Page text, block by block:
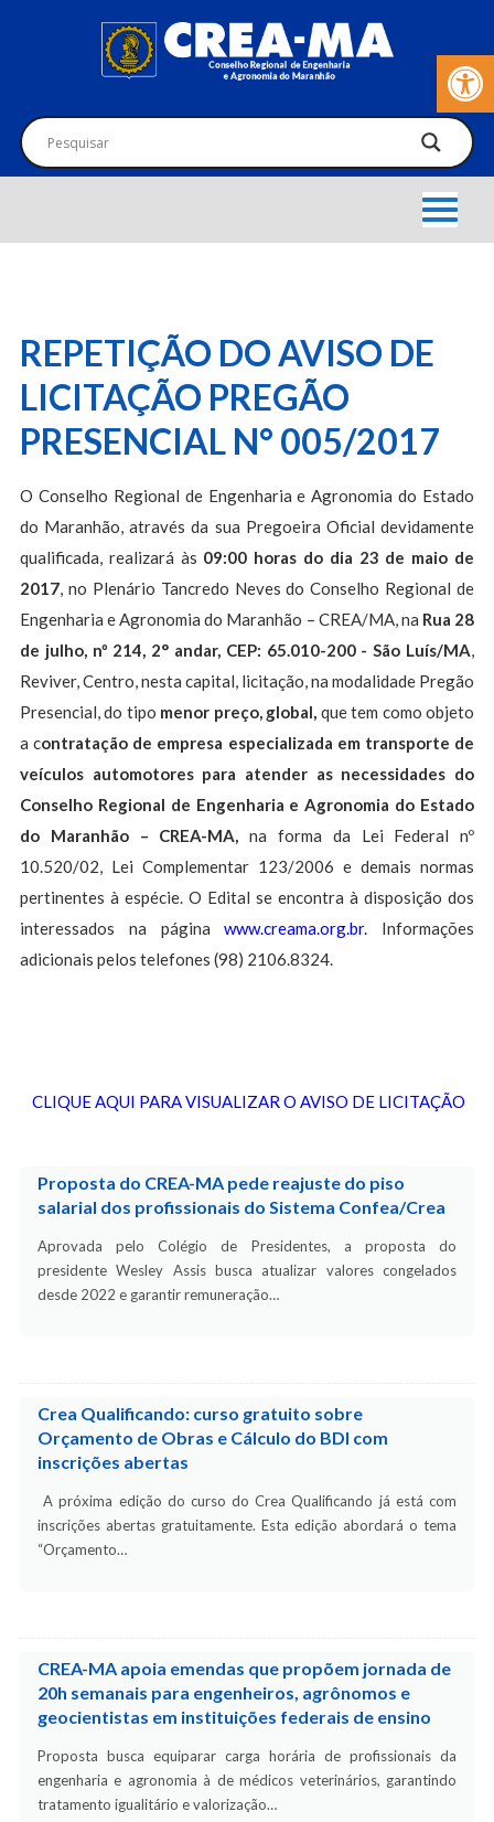
Barra de
REPETIÇÃO DO AVISO DE
LICITAÇÃO PREGÃO
PRESENCIAL N° 005/2017
O Conselho Regional de Engenharia e Agronomia do Estado
do Maranhão, através da sua Pregoeira Oficial devidamente
qualificada, realizará às 09:00 horas do dia 23 de maio de
2017, no Plenário Tancredo Neves do Conselho Regional de
Engenharia e Agronomia do Maranhão – CREA/MA, na Rua 28
de julho, nº 214, 2° andar, CEP: 65.010-200 - São Luís/MA,
Reviver, Centro, nesta capital, licitação, na modalidade Pregão
Presencial, do tipo menor preço, global, que tem como objeto
a contratação de empresa especializada em transporte de
veículos automotores para atender as necessidades do
Conselho Regional de Engenharia e Agronomia do Estado
do Maranhão – CREA-MA, na forma da Lei Federal nº
10.520/02, Lei Complementar 123/2006 e demais normas
pertinentes à espécie. O Edital se encontra à disposição dos
interessados na páginawww.creama.org.br. Informações
adicionais pelos telefones (98) 2106.8324.
CLIQUE AQUI PARA VISUALIZAR O AVISO DE LICITAÇÃO
Proposta do CREA-MA pede reajuste do piso
salarial dos profissionais do Sistema Confea/Crea
Aprovada pelo Colégio de Presidentes, a proposta do
presidente Wesley Assis busca atualizar valores congelados
desde 2022 e garantir remuneração…
Crea Qualificando: curso gratuito sobre
Orçamento de Obras e Cálculo do BDI com
inscrições abertas
A próxima edição do curso do Crea Qualificando já está com
inscrições abertas gratuitamente. Esta edição abordará o tema
“Orçamento…
CREA-MA apoia emendas que propõem jornada de
20h semanais para engenheiros, agrônomos e
geocientistas em instituições federais de ensino
Proposta busca equiparar carga horária de profissionais da
engenharia e agronomia à de médicos veterinários, garantindo
tratamento igualitário e valorização…